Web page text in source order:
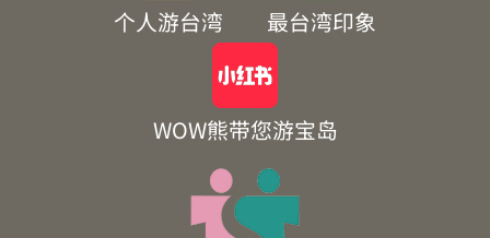
个人游台湾 最台湾印象
WOW熊带您游宝岛